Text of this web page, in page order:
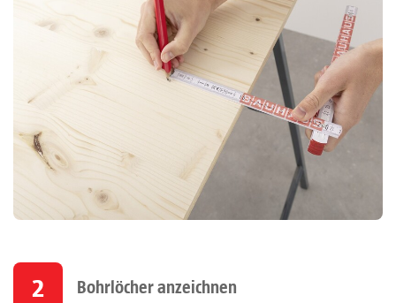
2 Bohrlöcher anzeichnen